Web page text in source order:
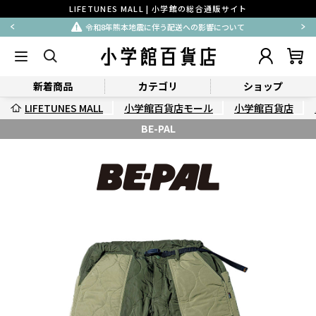
LIFETUNES MALL | 小学館の総合通販サイト
令和8年熊本地震に伴う配送への影響について
新着商品 カテゴリ
ショップ
LIFETUNES MALL
小学館百貨店モール 小学館百貨店
BE-PAL